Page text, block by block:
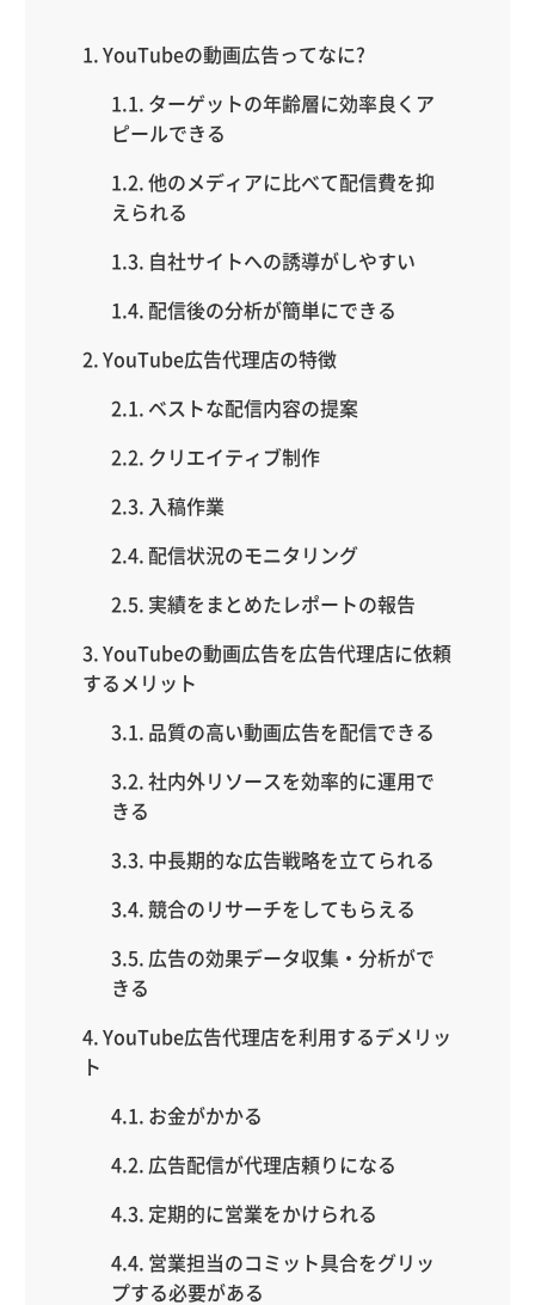
YouTubeの動画広告ってなに?
ターゲットの年齢層に効率良くア
ピールできる
他のメディアに比べて配信費を抑
えられる
自社サイトへの誘導がしやすい
配信後の分析が簡単にできる
YouTube広告代理店の特徴
ベストな配信内容の提案
クリエイティブ制作
入稿作業
配信状況のモニタリング
実績をまとめたレポートの報告
YouTubeの動画広告を広告代理店に依頼
するメリット
品質の高い動画広告を配信できる
社内外リソースを効率的に運用で
きる
中長期的な広告戦略を立てられる
競合のリサーチをしてもらえる
広告の効果データ収集・分析がで
きる
YouTube広告代理店を利用するデメリッ
ト
お金がかかる
広告配信が代理店頼りになる
定期的に営業をかけられる
営業担当のコミット具合をグリッ
プする必要がある